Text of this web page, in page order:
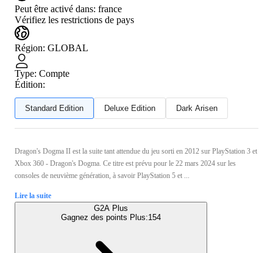
Peut être activé dans: france
Vérifiez les restrictions de pays
Région: GLOBAL
Type: Compte
Édition:
Standard Edition Deluxe Edition Dark Arisen
Dragon's Dogma II est la suite tant attendue du jeu sorti en 2012 sur PlayStation 3 et
Xbox 360 - Dragon's Dogma. Ce titre est prévu pour le 22 mars 2024 sur les
consoles de neuvième génération, à savoir PlayStation 5 et ...
Lire la suite
G2A Plus
Gagnez des points Plus:154